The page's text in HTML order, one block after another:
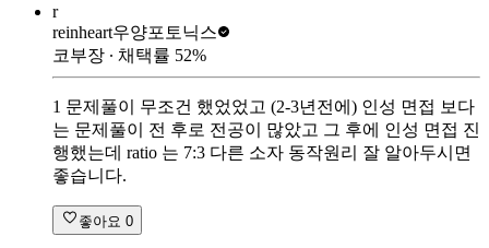
r
reinheart우양포토닉스
코부장 ∙ 채택률 52%
1 문제풀이 무조건 했었었고 (2-3년전에) 인성 면접 보다
는 문제풀이 전 후로 전공이 많았고 그 후에 인성 면접 진
행했는데 ratio 는 7:3 다른 소자 동작원리 잘 알아두시면
좋습니다.
좋아요 0